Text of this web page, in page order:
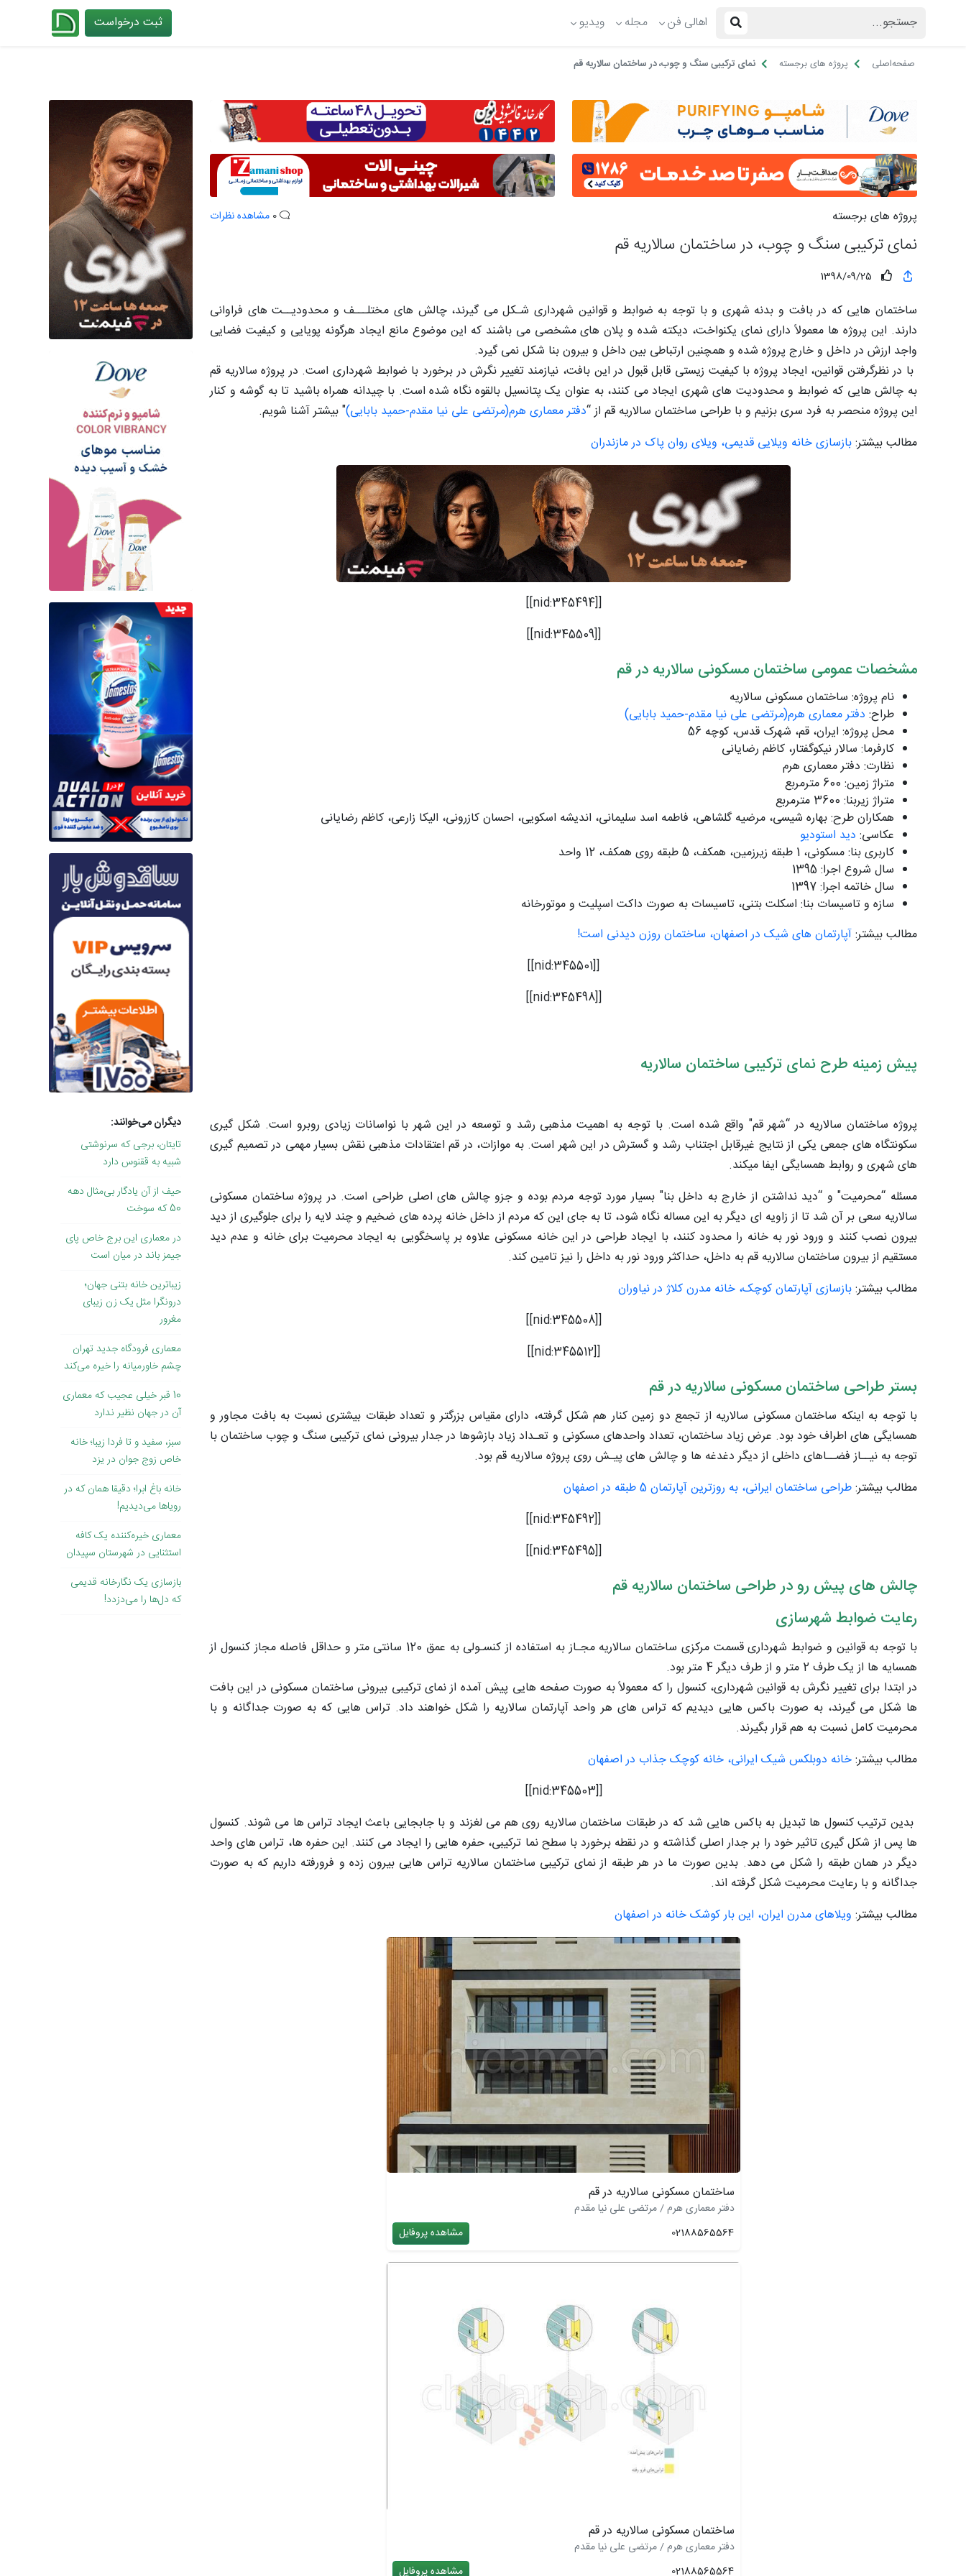
اهالی فن مجله ویدیو ثبت درخواست
صفحه‌اصلی پروژه های برجسته نمای ترکیبی سنگ و چوب، در ساختمان سالاریه قم
پروژه های برجسته مشاهده نظرات
نمای ترکیبی سنگ و چوب، در ساختمان سالاریه قم
1398/09/25
ساختمان هایی که در بافت و بدنه شهری و با توجه به ضوابط و قوانین شهرداری شـکل می گیرند، چالش های مختلـــف و محدودیــت های فراوانی
دارند. این پروژه ها معمولاً دارای نمای یکنواخت، دیکته شده و پلان های مشخصی می باشند که این موضوع مانع ایجاد هرگونه پویایی و کیفیت فضایی
واجد ارزش در داخل و خارج پروژه شده و همچنین ارتباطی بین داخل و بیرون بنا شکل نمی گیرد.
با در نظرگرفتن قوانین، ایجاد پروژه با کیفیت زیستی قابل قبول در این بافت، نیازمند تغییر نگرش در برخورد با ضوابط شهرداری است. در پروژه سالاریه قم
به چالش هایی که ضوابط و محدودیت های شهری ایجاد می کنند، به عنوان یک پتانسیل بالقوه نگاه شده است. با چیدانه همراه باشید تا به گوشه و کنار
این پروژه منحصر به فرد سری بزنیم و با طراحی ساختمان سالاریه قم از “دفتر معماری هرم(مرتضی علی نیا مقدم-حمید بابایی)" بیشتر آشنا شویم.
مطالب بیشتر:بازسازی خانه ویلایی قدیمی، ویلای روان پاک در مازندران
[[nid:345494]]
[[nid:345509]]
مشخصات عمومی ساختمان مسکونی سالاریه در قم
نام پروژه: ساختمان مسکونی سالاریه
طراح: دفتر معماری هرم(مرتضی علی نیا مقدم-حمید بابایی)
محل پروژه: ایران، قم، شهرک قدس، کوچه 56
کارفرما: سالار نیکوگفتار، کاظم رضایانی
نظارت: دفتر معماری هرم
متراژ زمین: 600 مترمربع
متراژ زیربنا: 3600 مترمربع
همکاران طرح: بهاره شیسی، مرضیه گلشاهی، فاطمه اسد سلیمانی، اندیشه اسکویی، احسان کازرونی، الیکا زارعی، کاظم رضایانی
عکاسی: دید استودیو
کاربری بنا: مسکونی، 1 طبقه زیرزمین، همکف، 5 طبقه روی همکف، 12 واحد
سال شروع اجرا: 1395
سال خاتمه اجرا: 1397
سازه و تاسیسات بنا: اسکلت بتنی، تاسیسات به صورت داکت اسپلیت و موتورخانه
مطالب بیشتر:آپارتمان های شیک در اصفهان، ساختمان روزن دیدنی است!
[[nid:345501]]
[[nid:345498]]
پیش زمینه طرح نمای ترکیبی ساختمان سالاریه
پروژه ساختمان سالاریه در “شهر قم" واقع شده است. با توجه به اهمیت مذهبی رشد و توسعه در این شهر با نواسانات زیادی روبرو است. شکل گیری
سکونتگاه های جمعی یکی از نتایج غیرقابل اجتناب رشد و گسترش در این شهر است. به موازات، در قم اعتقادات مذهبی نقش بسیار مهمی در تصمیم گیری
های شهری و روابط همسایگی ایفا میکند.
مسئله “محرمیت" و “دید نداشتن از خارج به داخل بنا" بسیار مورد توجه مردم بوده و جزو چالش های اصلی طراحی است. در پروژه ساختمان مسکونی
سالاریه سعی بر آن شد تا از زاویه ای دیگر به این مساله نگاه شود، تا به جای این که مردم از داخل خانه پرده های ضخیم و چند لایه را برای جلوگیری از دید
بیرون نصب کنند و ورود نور به خانه را محدود کنند، با ایجاد طراحی در این خانه مسکونی علاوه بر پاسخگویی به ایجاد محرمیت برای خانه و عدم دید
مستقیم از بیرون ساختمان سالاریه قم به داخل، حداکثر ورود نور به داخل را نیز تامین کند.
مطالب بیشتر:بازسازی آپارتمان کوچک، خانه مدرن کلاژ در نیاوران
[[nid:345508]]
[[nid:345512]]
بستر طراحی ساختمان مسکونی سالاریه در قم
با توجه به اینکه ساختمان مسکونی سالاریه از تجمع دو زمین کنار هم شکل گرفته، دارای مقیاس بزرگتر و تعداد طبقات بیشتری نسبت به بافت مجاور و
همسایگی های اطراف خود بود. عرض زیاد ساختمان، تعداد واحدهای مسکونی و تعـداد زیاد بازشوها در جدار بیرونی نمای ترکیبی سنگ و چوب ساختمان با
توجه به نیــاز فضــاهای داخلی از دیگر دغدغه ها و چالش های پیـش روی پروژه سالاریه قم بود.
مطالب بیشتر:طراحی ساختمان ایرانی، به روزترین آپارتمان 5 طبقه در اصفهان
[[nid:345492]]
[[nid:345495]]
چالش های پیش رو در طراحی ساختمان سالاریه قم
رعایت ضوابط شهرسازی
با توجه به قوانین و ضوابط شهرداری قسمت مرکزی ساختمان سالاریه مجـاز به استفاده از کنسـولی به عمق 120 سانتی متر و حداقل فاصله مجاز کنسول از
همسایه ها از یک طرف 2 متر و از طرف دیگر 4 متر بود.
در ابتدا برای تغییر نگرش به قوانین شهرداری، کنسول را که معمولاً به صورت صفحه هایی پیش آمده از نمای ترکیبی بیرونی ساختمان مسکونی در این بافت
ها شکل می گیرند، به صورت باکس هایی دیدیم که تراس های هر واحد آپارتمان سالاریه را شکل خواهند داد. تراس هایی که به صورت جداگانه و با
محرمیت کامل نسبت به هم قرار بگیرند.
مطالب بیشتر:خانه دوبلکس شیک ایرانی، خانه کوچک جذاب در اصفهان
[[nid:345503]]
بدین ترتیب کنسول ها تبدیل به باکس هایی شد که در طبقات ساختمان سالاریه روی هم می لغزند و با جابجایی باعث ایجاد تراس ها می شوند. کنسول
ها پس از شکل گیری تاثیر خود را بر جدار اصلی گذاشته و در نقطه برخورد با سطح نما ترکیبی، حفره هایی را ایجاد می کنند. این حفره ها، تراس های واحد
دیگر در همان طبقه را شکل می دهد. بدین صورت ما در هر طبقه از نمای ترکیبی ساختمان سالاریه تراس هایی بیرون زده و فرورفته داریم که به صورت
جداگانه و با رعایت محرمیت شکل گرفته اند.
مطالب بیشتر: ویلاهای مدرن ایران، این بار کوشک خانه در اصفهان
ساختمان مسکونی سالاریه در قم
دفتر معماری هرم / مرتضی علی نیا مقدم
02188565564
مشاهده پروفایل
ساختمان مسکونی سالاریه در قم
دفتر معماری هرم / مرتضی علی نیا مقدم
02188565564
مشاهده پروفایل
دیگران می‌خوانند:
تایتان، برجی که سرنوشتی
شبیه به ققنوس دارد
حیف از آن یادگار بی‌مثال دهه
50 که سوخت
در معماری این برج خاص پای
جیمز باند در میان است
زیباترین خانه بتنی جهان؛
درونگرا مثل یک زن زیبای
مغرور
معماری فرودگاه جدید تهران
چشم خاورمیانه را خیره می‌کند
10 قبر خیلی عجیب که معماری
آن در جهان نظیر ندارد
سبز، سفید و تا فردا زیبا؛ خانه
خاص زوج جوان در یزد
خانه باغ ابرا؛ دقیقا همان که در
رویاها می‌دیدیم!
معماری خیره‌کننده یک کافه
استثنایی در شهرستان سپیدان
بازسازی یک نگارخانه قدیمی
که دل‌ها را می‌دزدد!